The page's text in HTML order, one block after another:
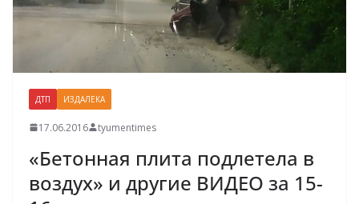
ДТП ИЗДАЛЕКА
17.06.2016 tyumentimes
«Бетонная плита подлетела в
воздух» и другие ВИДЕО за 15-